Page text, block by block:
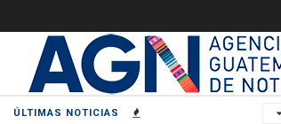
ÚLTIMAS NOTICIAS